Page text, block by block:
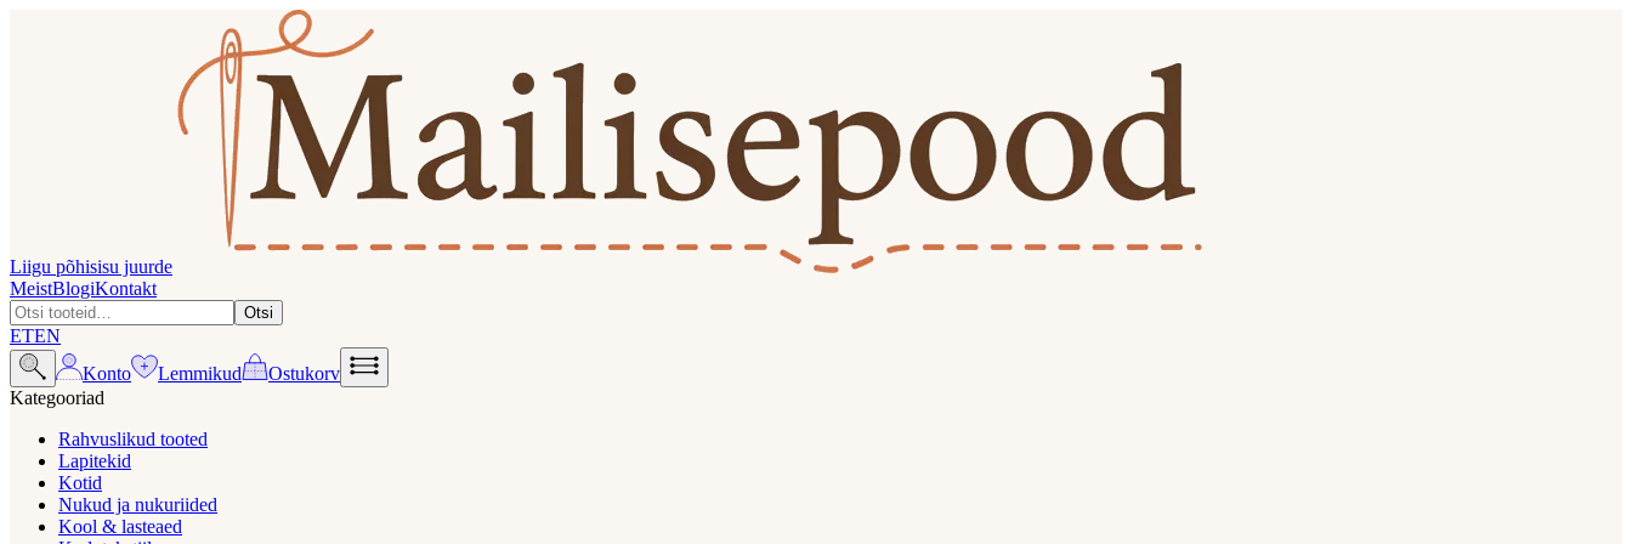
Liigu põhisisu juurde
MeistBlogiKontakt
Otsi
ETEN
Konto
Lemmikud
Ostukorv
Kategooriad
Rahvuslikud tooted
Lapitekid
Kotid
Nukud ja nukuriided
Kool & lasteaed